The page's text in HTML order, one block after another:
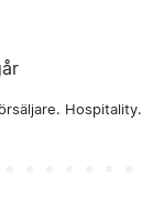
Hospitality.